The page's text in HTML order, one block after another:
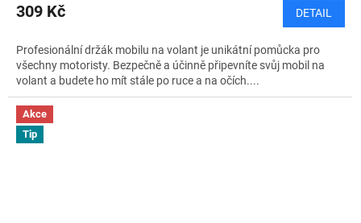
309 Kč DETAIL
Profesionální držák mobilu na volant je unikátní pomůcka pro
všechny motoristy. Bezpečně a účinně připevníte svůj mobil na
volant a budete ho mít stále po ruce a na očích....
Akce
Tip